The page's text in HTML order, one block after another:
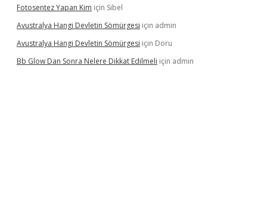
Fotosentez Yapan Kim için Sibel
Avustralya Hangi Devletin Sömürgesi için admin
Avustralya Hangi Devletin Sömürgesi için Doru
Bb Glow Dan Sonra Nelere Dikkat Edilmeli için admin